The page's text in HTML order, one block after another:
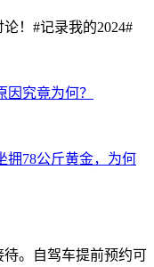
！#记录我的2024#
究竟为何？
拥78公斤黄金，为何
。自驾车提前预约可